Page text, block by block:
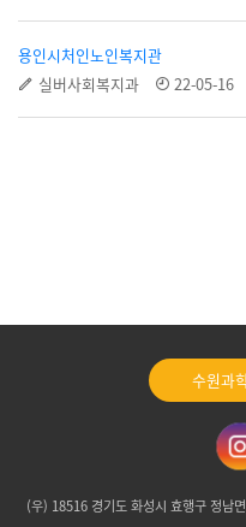
용인시처인노인복지관
실버사회복지과
22-05-16
(우) 18516 경기도 화성시 효행구 정남
수원과